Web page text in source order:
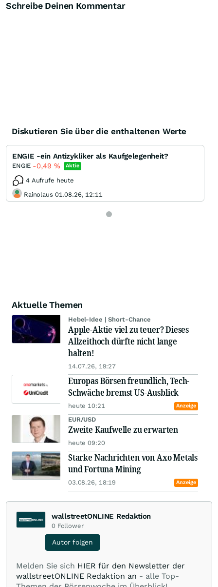
Schreibe Deinen Kommentar
Diskutieren Sie über die enthaltenen Werte
ENGIE -ein Antizykliker als Kaufgelegenheit?
ENGIE -0,49 % Aktie
4 Aufrufe heute
Rainolaus 01.08.26, 12:11
Aktuelle Themen
Hebel-Idee | Short-Chance
Apple-Aktie viel zu teuer? Dieses
Allzeithoch dürfte nicht lange
halten!
14.07.26, 19:27
Europas Börsen freundlich, Tech-
Schwäche bremst US-Ausblick
heute 10:21 Anzeige
EUR/USD
Zweite Kaufwelle zu erwarten
heute 09:20
Starke Nachrichten von Axo Metals
und Fortuna Mining
03.08.26, 18:19 Anzeige
wallstreetONLINE Redaktion
0 Follower
Autor folgen
Melden Sie sich HIER für den Newsletter der
wallstreetONLINE Redaktion an - alle Top-